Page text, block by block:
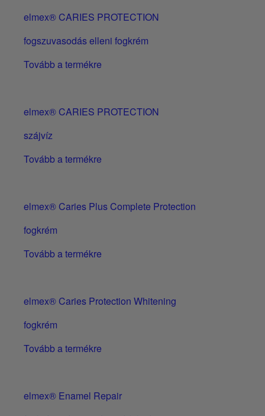
elmex® CARIES PROTECTION
fogszuvasodás elleni fogkrém
Tovább a termékre
elmex® CARIES PROTECTION
szájvíz
Tovább a termékre
elmex® Caries Plus Complete Protection
fogkrém
Tovább a termékre
elmex® Caries Protection Whitening
fogkrém
Tovább a termékre
elmex® Enamel Repair